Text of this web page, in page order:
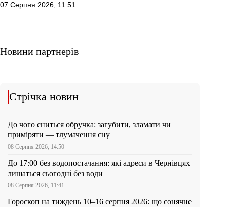
07 Серпня 2026, 11:51
Новини партнерів
Стрічка новин
До чого сниться обручка: загубити, зламати чи
приміряти — тлумачення сну
08 Серпня 2026, 14:50
До 17:00 без водопостачання: які адреси в Чернівцях
лишаться сьогодні без води
08 Серпня 2026, 11:41
Гороскоп на тиждень 10–16 серпня 2026: що сонячне